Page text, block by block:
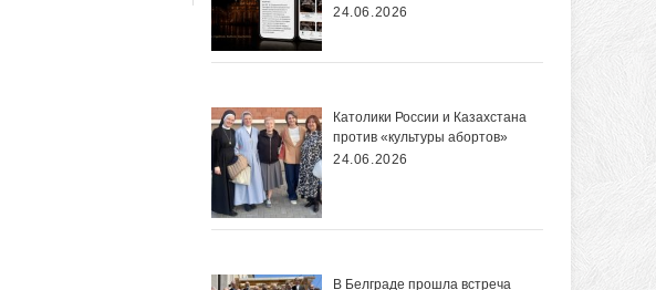
24.06.2026
Католики России и Казахстана
против «культуры абортов»
24.06.2026
В Белграде прошла встреча